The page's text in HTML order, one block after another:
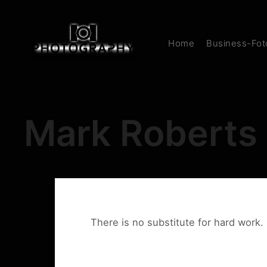
Home Business-
Mark Roberts
There is no substitute for hard work.